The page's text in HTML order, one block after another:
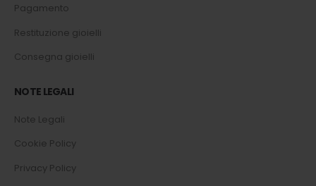
Pagamento
Restituzione gioielli
Consegna gioielli
NOTE LEGALI
Note Legali
Cookie Policy
Privacy Policy